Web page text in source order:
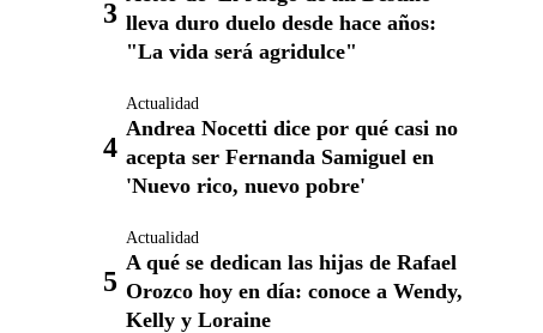
lleva duro duelo desde hace años:
"La vida será agridulce"
Actualidad
Andrea Nocetti dice por qué casi no
acepta ser Fernanda Samiguel en
'Nuevo rico, nuevo pobre'
Actualidad
A qué se dedican las hijas de Rafael
Orozco hoy en día: conoce a Wendy,
Kelly y Loraine